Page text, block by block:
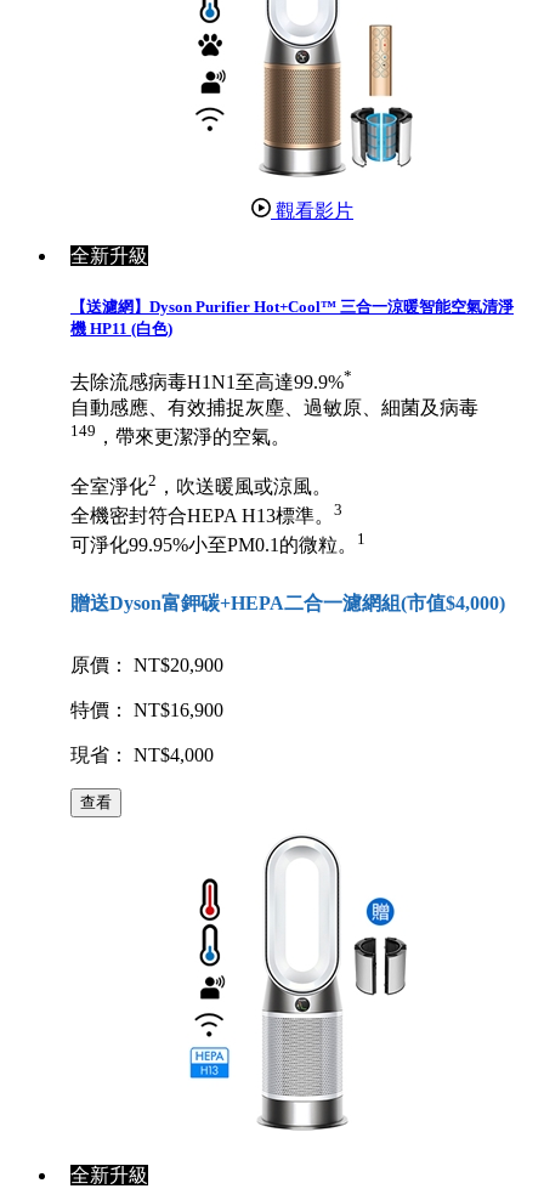
觀看影片
全新升級
【送濾網】Dyson Purifier Hot+Cool™ 三合一涼暖智能空氣清淨
機 HP11 (白色)
去除流感病毒H1N1至高達99.9%*
自動感應、有效捕捉灰塵、過敏原、細菌及病毒
149 ，帶來更潔淨的空氣。
全室淨化2 ，吹送暖風或涼風。
全機密封符合HEPA H13標準。 3
可淨化99.95%小至PM0.1的微粒。 1
贈送Dyson富鉀碳+HEPA二合一濾網組(市值$4,000)
原價： NT$20,900
特價： NT$16,900
現省： NT$4,000
查看
全新升級